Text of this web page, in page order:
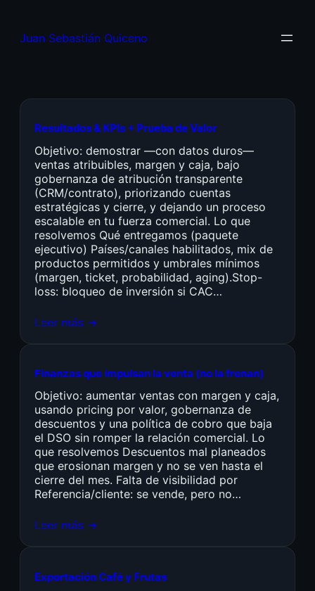
Juan Sebastián Quiceno
Resultados & KPIs + Prueba de Valor
Objetivo: demostrar —con datos duros—
ventas atribuibles, margen y caja, bajo
gobernanza de atribución transparente
(CRM/contrato), priorizando cuentas
estratégicas y cierre, y dejando un proceso
escalable en tu fuerza comercial. Lo que
resolvemos Qué entregamos (paquete
ejecutivo) Países/canales habilitados, mix de
productos permitidos y umbrales mínimos
(margen, ticket, probabilidad, aging).Stop-
loss: bloqueo de inversión si CAC…
Leer más →
Finanzas que impulsan la venta (no la frenan)
Objetivo: aumentar ventas con margen y caja,
usando pricing por valor, gobernanza de
descuentos y una política de cobro que baja
el DSO sin romper la relación comercial. Lo
que resolvemos Descuentos mal planeados
que erosionan margen y no se ven hasta el
cierre del mes. Falta de visibilidad por
Referencia/cliente: se vende, pero no…
Leer más →
Exportación Café y Frutas